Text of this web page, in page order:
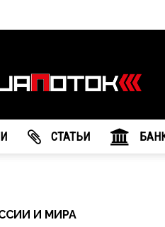
агентство
"МедиаПоток"
CТАТЬИ
И МИРА